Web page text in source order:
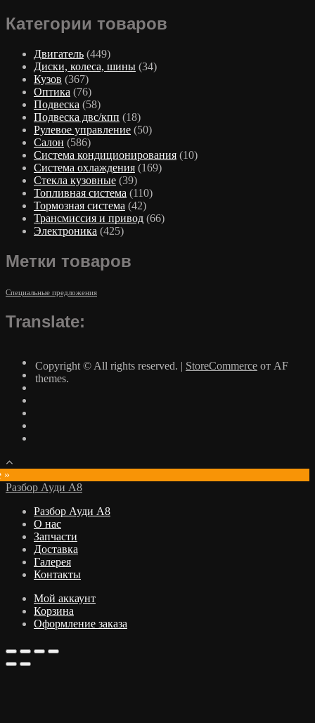
Категории товаров
Двигатель (449)
Диски, колеса, шины (34)
Кузов (367)
Оптика (76)
Подвеска (58)
Подвеска двс/кпп (18)
Рулевое управление (50)
Салон (586)
Система кондиционирования (10)
Система охлаждения (169)
Стекла кузовные (39)
Топливная система (110)
Тормозная система (42)
Трансмиссия и привод (66)
Электроника (425)
Метки товаров
Специальные предложения
Translate:
Copyright © All rights reserved. | StoreCommerce от AF
themes.
»
Разбор Ауди А8
Разбор Ауди А8
О нас
Запчасти
Доставка
Галерея
Контакты
Мой аккаунт
Корзина
Оформление заказа